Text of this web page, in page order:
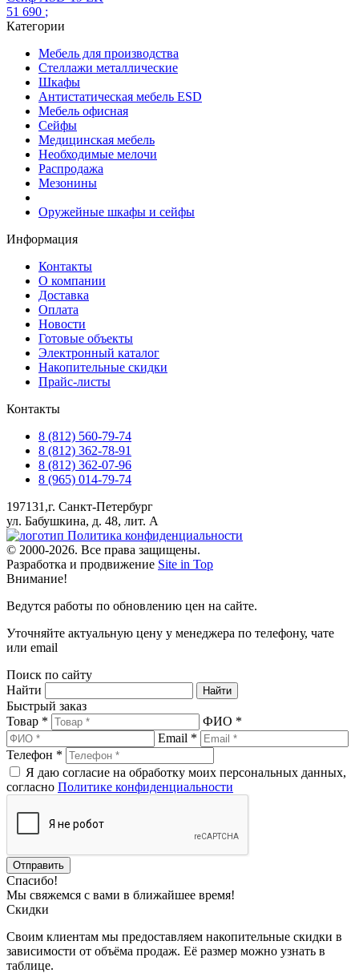
51 690 ;
Категории
Мебель для производства
Стеллажи металлические
Шкафы
Антистатическая мебель ESD
Мебель офисная
Сейфы
Медицинская мебель
Необходимые мелочи
Распродажа
Мезонины
Оружейные шкафы и сейфы
Информация
Контакты
О компании
Доставка
Оплата
Новости
Готовые объекты
Электронный каталог
Накопительные скидки
Прайс-листы
Контакты
8 (812) 560-79-74
8 (812) 362-78-91
8 (812) 362-07-96
8 (965) 014-79-74
197131,г. Санкт-Петербург
ул. Бабушкина, д. 48, лит. А
Политика конфиденциальности
© 2000-2026. Все права защищены.
Разработка и продвижение Site in Top
Внимание!
Ведутся работы по обновлению цен на сайте.
Уточняйте актуальную цену у менеджера по телефону, чате
или email
Поиск по сайту
Найти
Быстрый заказ
Товар *
ФИО *
Email *
Телефон *
Я даю согласие на обработку моих персональных данных,
согласно Политике конфиденциальности
Спасибо!
Мы свяжемся с вами в ближайшее время!
Скидки
Своим клиентам мы предоставляем накопительные скидки в
зависимости от объёма продаж. Её размер можно узнать в
таблице.